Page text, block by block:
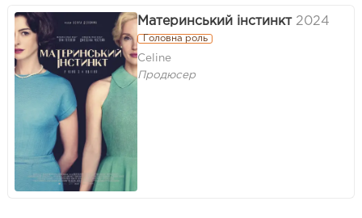
Материнський інстинкт 2024
Головна роль
Celine
Продюсер